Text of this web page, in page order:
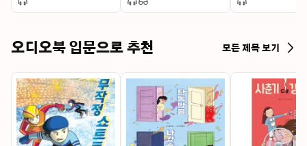
오디오북 입문으로 추천 모든 제목 보기